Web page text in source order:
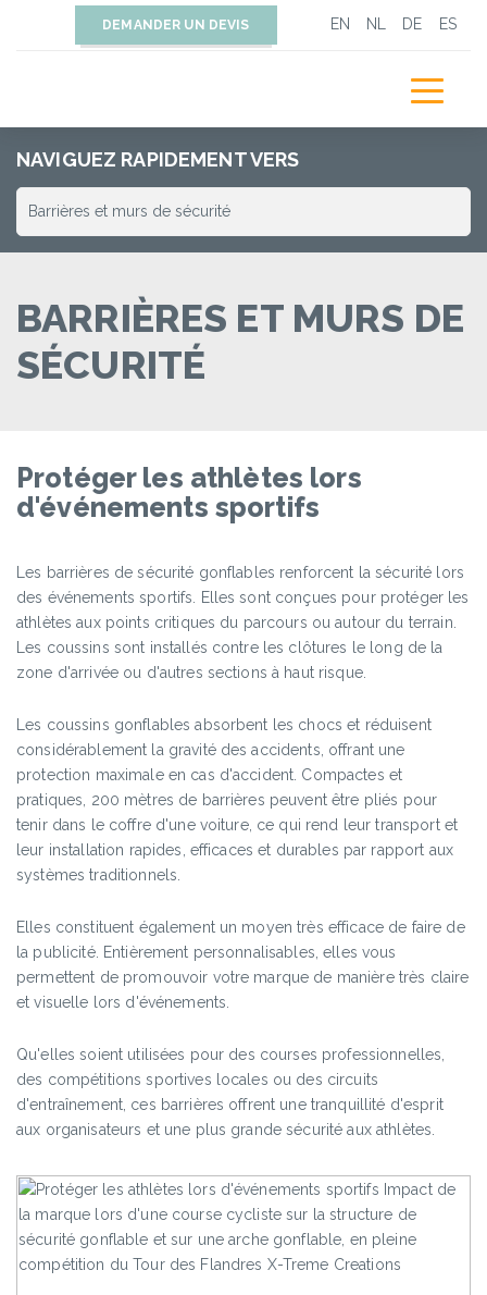
DEMANDER UN DEVIS EN NL DE ES
NAVIGUEZ RAPIDEMENT VERS
BARRIÈRES ET MURS DE
SÉCURITÉ
Protéger les athlètes lors
d'événements sportifs
Les barrières de sécurité gonflables renforcent la sécurité lors
des événements sportifs. Elles sont conçues pour protéger les
athlètes aux points critiques du parcours ou autour du terrain.
Les coussins sont installés contre les clôtures le long de la
zone d'arrivée ou d'autres sections à haut risque.
Les coussins gonflables absorbent les chocs et réduisent
considérablement la gravité des accidents, offrant une
protection maximale en cas d'accident. Compactes et
pratiques, 200 mètres de barrières peuvent être pliés pour
tenir dans le coffre d'une voiture, ce qui rend leur transport et
leur installation rapides, efficaces et durables par rapport aux
systèmes traditionnels.
Elles constituent également un moyen très efficace de faire de
la publicité. Entièrement personnalisables, elles vous
permettent de promouvoir votre marque de manière très claire
et visuelle lors d'événements.
Qu'elles soient utilisées pour des courses professionnelles,
des compétitions sportives locales ou des circuits
d'entraînement, ces barrières offrent une tranquillité d'esprit
aux organisateurs et une plus grande sécurité aux athlètes.